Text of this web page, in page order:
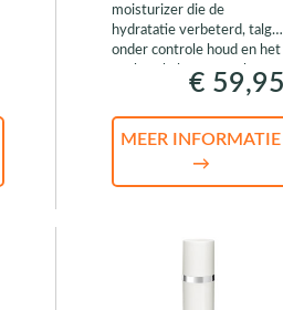
moisturizer die de
hydratatie verbeterd, talg
onder controle houd en het
vochtgehalte versterkt
€ 59,95
MEER INFORMATIE
→